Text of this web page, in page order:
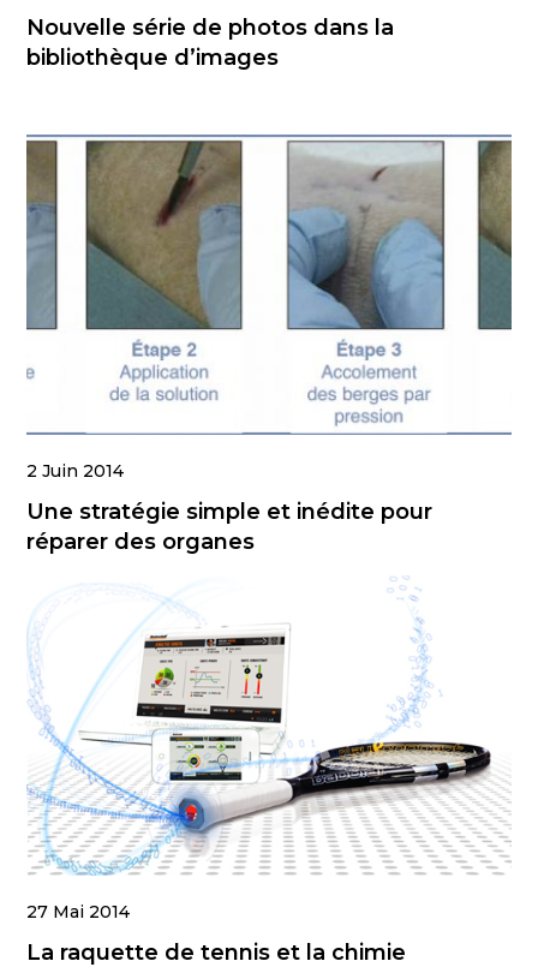
Nouvelle série de photos dans la
bibliothèque d’images
2 Juin 2014
Une stratégie simple et inédite pour
réparer des organes
27 Mai 2014
La raquette de tennis et la chimie